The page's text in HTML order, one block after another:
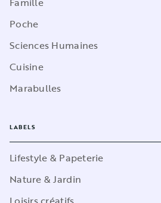
Poche
Sciences Humaines
Cuisine
Marabulles
LABELS
Lifestyle & Papeterie
Nature & Jardin